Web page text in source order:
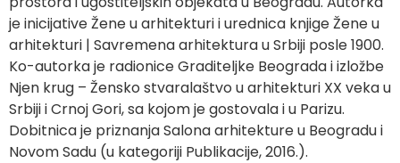
je inicijative Žene u arhitekturi i urednica knjige Žene u
arhitekturi | Savremena arhitektura u Srbiji posle 1900.
Ko-autorka je radionice Graditeljke Beograda i izložbe
Njen krug – Žensko stvaralaštvo u arhitekturi XX veka u
Srbiji i Crnoj Gori, sa kojom je gostovala i u Parizu.
Dobitnica je priznanja Salona arhitekture u Beogradu i
Novom Sadu (u kategoriji Publikacije, 2016.).